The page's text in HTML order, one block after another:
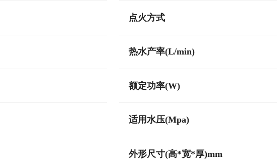
点火方式
热水产率(L/min)
额定功率(W)
适用水压(Mpa)
外形尺寸(高*宽*厚)mm